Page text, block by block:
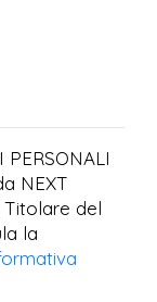
PERSONALI
NEXT
Titolare del
la